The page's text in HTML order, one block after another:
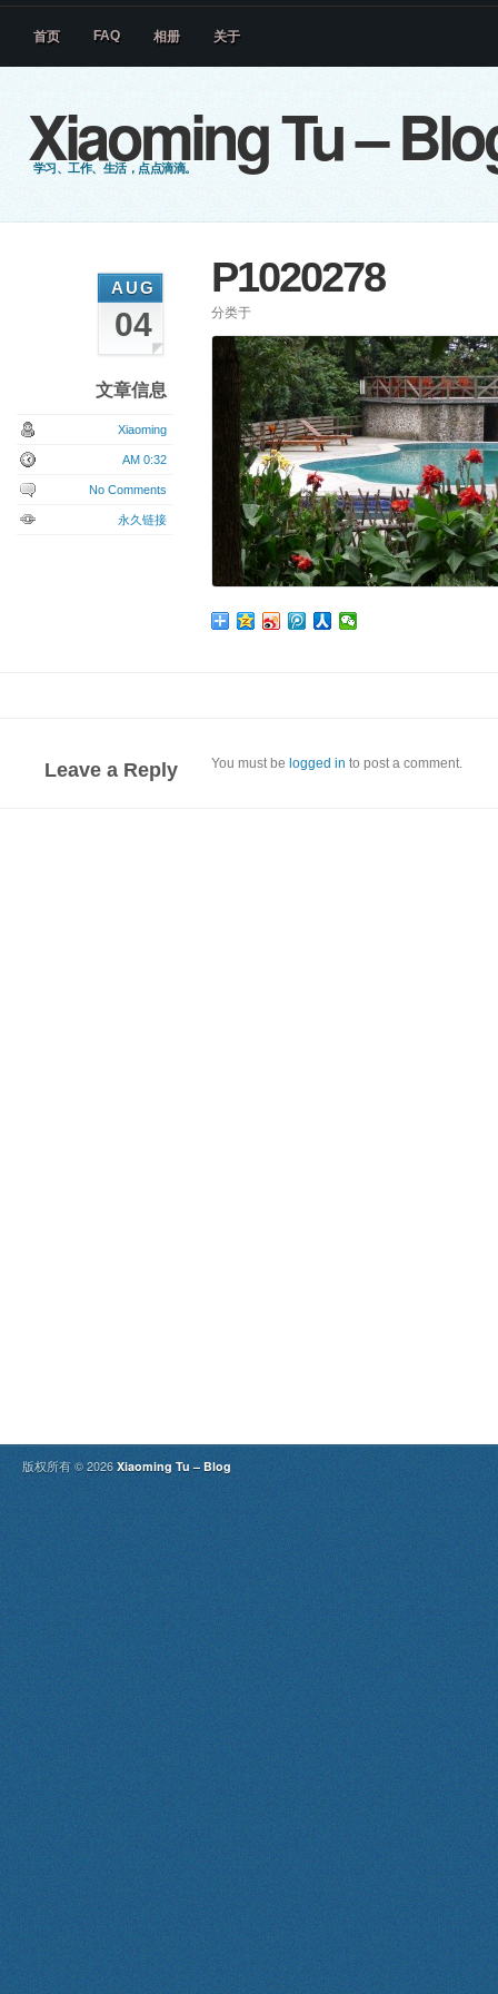
Xiaoming Tu –
学习、工作、生活，点点滴滴。
首页 FAQ 相册 关于
P1020278
分类于
AUG
04
文章信息
Xiaoming
AM 0:32
No Comments
永久链接
Leave a Reply You must be logged in to post a comment.
版权所有 © 2026 Xiaoming Tu – Blog